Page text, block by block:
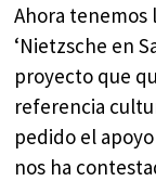
Ahora tenemos
‘Nietzsche en
proyecto que
referencia
pedido el
nos ha